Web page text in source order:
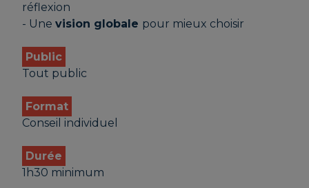
réflexion
- Une vision globale pour mieux choisir
Public
Tout public
Format
Conseil individuel
Durée
1h30 minimum